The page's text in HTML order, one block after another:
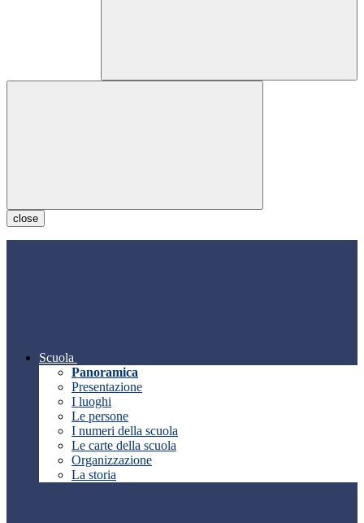
close
Scuola
Panoramica
Presentazione
I luoghi
Le persone
I numeri della scuola
Le carte della scuola
Organizzazione
La storia